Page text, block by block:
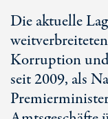
Die aktuelle
Korruption
seit 2009, als